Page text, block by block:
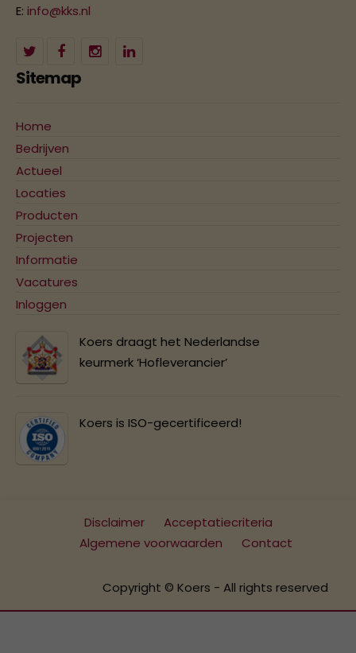
E: info@kks.nl
Sitemap
Home
Bedrijven
Actueel
Locaties
Producten
Projecten
Informatie
Vacatures
Inloggen
Koers draagt het Nederlandse
keurmerk ‘Hofleverancier’
Koers is ISO-gecertificeerd!
Disclaimer
Acceptatiecriteria
Algemene voorwaarden
Contact
Copyright © Koers - All rights reserved